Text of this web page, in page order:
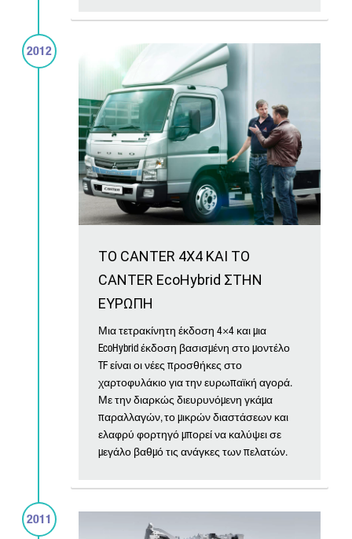
ΤΟ CANTER 4X4 ΚΑΙ ΤΟ
CANTER EcoHybrid ΣΤΗΝ
ΕΥΡΩΠΗ
Μια τετρακίνητη έκδοση 4×4 και μια
EcoHybrid έκδοση βασισμένη στο μοντέλο
TF είναι οι νέες προσθήκες στο
χαρτοφυλάκιο για την ευρωπαϊκή αγορά.
Με την διαρκώς διευρυνόμενη γκάμα
παραλλαγών, το μικρών διαστάσεων και
ελαφρύ φορτηγό μπορεί να καλύψει σε
μεγάλο βαθμό τις ανάγκες των πελατών.
2012
2011